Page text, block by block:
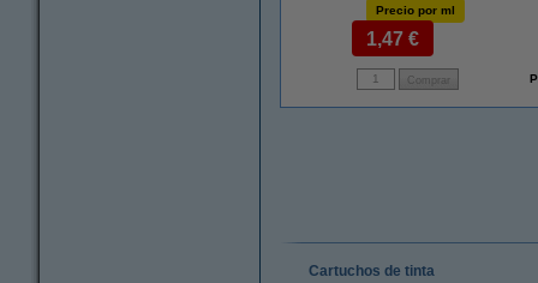
Precio por ml
1,47 €
Cartuchos de tinta